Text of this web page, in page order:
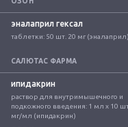
эналаприл гексал
таблетки: 50 шт. 20 мг (эналаприл)
САЛЮТАС ФАРМА
ипидакрин
раствор для внутримышечного и
подкожного введения: 1 мл x 10
мг/мл (ипидакрин)